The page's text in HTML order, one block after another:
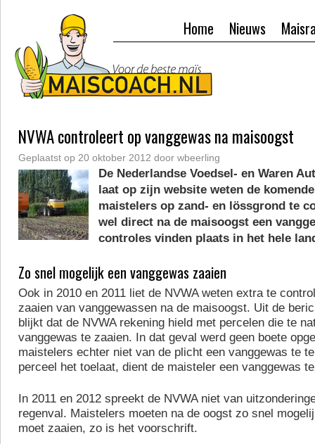
Nieuws
Home
NVWA controleert op vanggewas na maisoogst
Geplaatst op 20 oktober 2012 door wbeerling
De Nederlandse Voedsel- en Waren
laat op zijn website weten de
maistelers op zand- en lössgrond te
wel direct na de maisoogst een
controles vinden plaats in het hele
Zo snel mogelijk een vanggewas zaaien
Ook in 2010 en 2011 liet de NVWA weten extra te
zaaien van vanggewassen na de maisoogst. Uit de
blijkt dat de NVWA rekening hield met percelen die te
vanggewas te zaaien. In dat geval werd geen boete
maistelers echter niet van de plicht een vanggewas te
perceel het toelaat, dient de maisteler een vanggewas
In 2011 en 2012 spreekt de NVWA niet van
regenval. Maistelers moeten na de oogst zo snel
moet zaaien, zo is het voorschrift.